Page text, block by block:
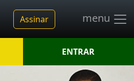
Assinar menu
ENTRAR